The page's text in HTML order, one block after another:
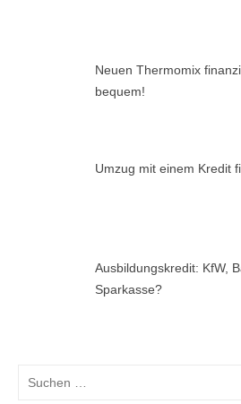
Neuen Thermomix
bequem!
Umzug mit einem Kredit
Ausbildungskredit: KfW,
Sparkasse?